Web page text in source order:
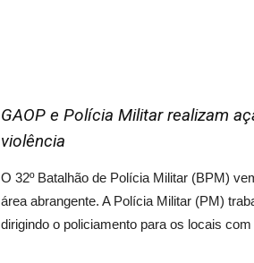
GAOP e Polícia Militar realizam
violência
O 32º Batalhão de Polícia Militar (BPM)
área abrangente. A Polícia Militar (PM)
dirigindo o policiamento para os locais